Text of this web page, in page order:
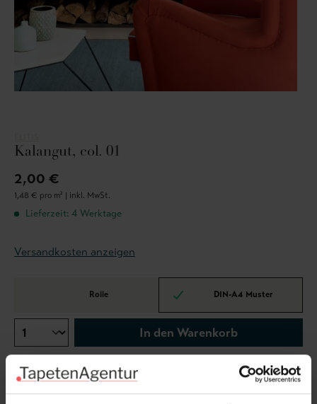
Kalangut, col. 01
2,00 €
1,48 € pro m² | inkl. MwSt.
Lieferzeit: 4 Werktage
Versandkosten anzeigen
Rolle DIN-A4 Muster
In den Warenkorb
Wie viel brauche ich?
Rollen & Mengen berechnen